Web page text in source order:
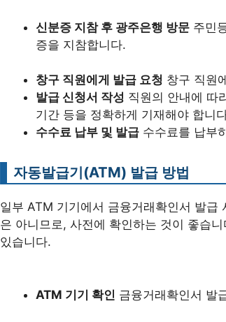
신분증 지참 후 광주은행 방문 주민
증을 지참합니다.
창구 직원에게 발급 요청 창구 직원
발급 신청서 작성 직원의 안내에 따
기간 등을 정확하게 기재해야 합니
수수료 납부 및 발급 수수료를 납부
자동발급기(ATM) 발급 방법
일부 ATM 기기에서 금융거래확인서 발급
은 아니므로, 사전에 확인하는 것이 좋습
있습니다.
ATM 기기 확인 금융거래확인서 발